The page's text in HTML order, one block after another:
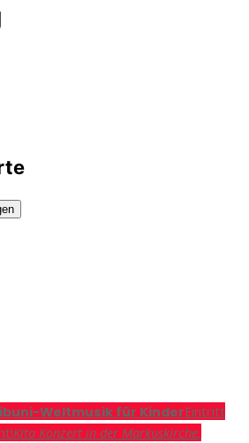
Weltmusik für KinderEintritt
Kita Konzert in der Markuskirche,